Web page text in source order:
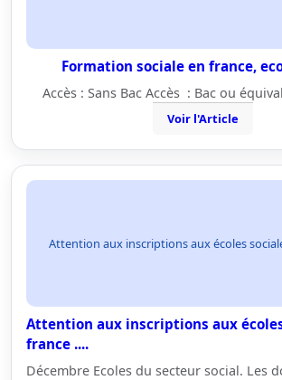
Formation sociale en france,
Accès : Sans Bac Accès : Bac ou
Voir l'Article
Attention aux inscriptions aux écoles
Attention aux inscriptions aux
france ....
Décembre Ecoles du secteur social. Les